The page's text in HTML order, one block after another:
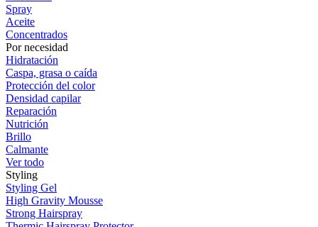
Spray
Aceite
Concentrados
Por necesidad
Hidratación
Caspa, grasa o caída
Protección del color
Densidad capilar
Reparación
Nutrición
Brillo
Calmante
Ver todo
Styling
Styling Gel
High Gravity Mousse
Strong Hairspray